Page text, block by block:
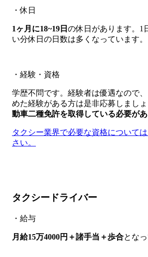
・休日
1ヶ月に18~19日 の休日があります。1
い分休日の日数は多くなっています。
・経験・資格
学歴不問です。経験者は優遇なので
めた経験がある方は是非応募しましょ
動車二種免許を取得している必要が
タクシー業界で必要な資格について
さい。
タクシードライバー
・給与
月給15万4000円＋諸手当＋歩合とな